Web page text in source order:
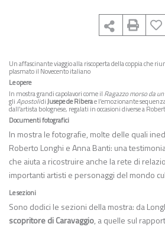
Un affascinante viaggio alla riscoperta della coppia che
plasmato il Novecento italiano
Le opere
In mostra grandi capolavori come il Ragazzo morso da
gliApostolidiJusepe de Riberae l’emozionante
dall’artista bolognese, regalati in occasioni diverse a
Documenti fotografici
In mostra le fotografie, molte delle quali
Roberto Longhi e Anna Banti: una
che aiuta a ricostruire anche la rete di
importanti artisti e personaggi del mondo
Le sezioni
Sono dodici le sezioni della mostra: da
scopritore di Caravaggio, a quelle sul